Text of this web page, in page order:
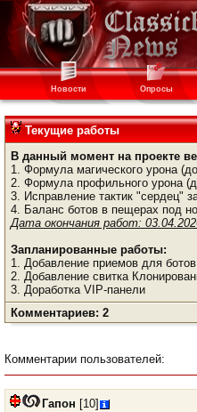
Новости Опросы
Текущие работы
В данный момент на проекте
1. Формула магического урона
2. Формула профильного урона
3. Исправление тактик "сердец"
4. Баланс ботов в пещерах под
Дата окончания работ:
Запланированные работы:
1. Добавление приемов для
2. Добавление свитка
3. Доработка VIP-панели
Комментариев: 2
Комментарии пользователей:
Гапон [10]